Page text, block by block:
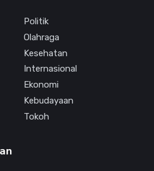
Politik
Olahraga
Kesehatan
Internasional
Ekonomi
Kebudayaan
Tokoh